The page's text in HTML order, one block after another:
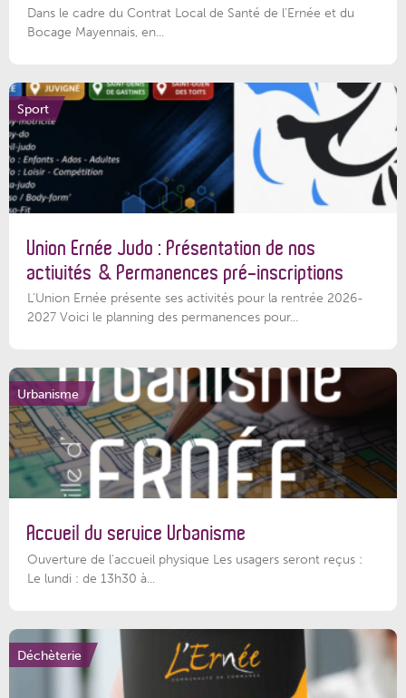
Dans le cadre du Contrat Local de Santé de l’Ernée et du
Bocage Mayennais, en...
Sport
Union Ernée Judo : Présentation de nos
activités & Permanences pré-inscriptions
L'Union Ernée présente ses activités pour la rentrée 2026-
2027 Voici le planning des permanences pour...
Urbanisme
Accueil du service Urbanisme
Ouverture de l'accueil physique Les usagers seront reçus :
Le lundi : de 13h30 à...
Déchèterie